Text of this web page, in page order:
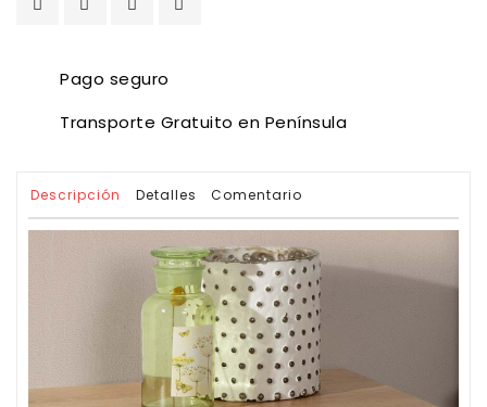
Pago seguro
Transporte Gratuito en Península
Descripción Detalles Comentario